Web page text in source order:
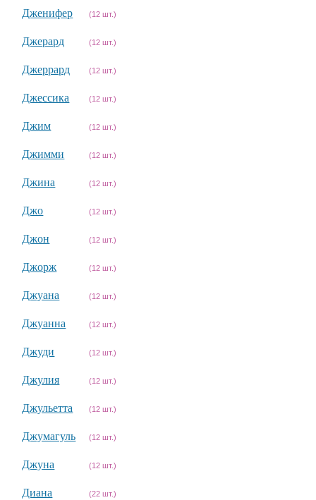
Дженифер (12 шт.)
Джерард (12 шт.)
Джеррард (12 шт.)
Джессика (12 шт.)
Джим (12 шт.)
Джимми (12 шт.)
Джина (12 шт.)
Джо (12 шт.)
Джон (12 шт.)
Джорж (12 шт.)
Джуана (12 шт.)
Джуанна (12 шт.)
Джуди (12 шт.)
Джулия (12 шт.)
Джульетта (12 шт.)
Джумагуль (12 шт.)
Джуна (12 шт.)
Диана (22 шт.)